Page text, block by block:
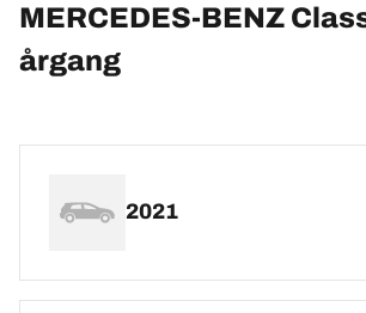
MERCEDES-BENZ
årgang
2021